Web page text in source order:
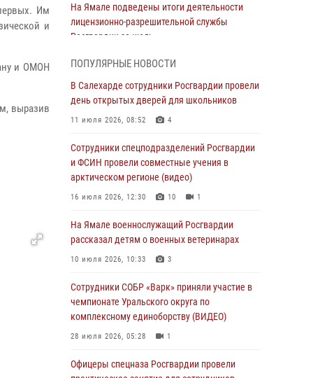
Им
и
и ОМОН
выразив
На Ямале подведены итоги деятельности
лицензионно-разрешительной службы
Росгвардии за июль
Росгвардия обеспечила общественный
порядок в период празднования Дня ВДВ на
Генерал-полковник Юрий Аверин выступил на
Всероссийском молодёжном
образовательном форуме «Территория
03 августа 2026, 06:54 2
Директор Росгвардии Герой России генерал
специалистов подразделений тыла с
профессиональным праздником
01 августа 2026, 11:28
мастерство на Ямале
ПОПУЛЯРНЫЕ НОВОСТИ
В Салехарде сотрудники Росгвардии провели
день открытых дверей для школьников
11 июля 2026, 08:52 4
Сотрудники спецподразделений Росгвардии
и ФСИН провели совместные учения в
арктическом регионе (видео)
16 июля 2026, 12:30 10 1
На Ямале военнослужащий Росгвардии
рассказал детям о военных ветеринарах
10 июля 2026, 10:33 3
Сотрудники СОБР «Варк» приняли участие в
чемпионате Уральского округа по
комплексному единоборству (ВИДЕО)
28 июля 2026, 05:28 1
Офицеры спецназа Росгвардии провели